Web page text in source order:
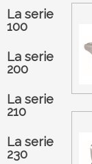
La serie
100
La serie
200
La serie
210
La serie
230